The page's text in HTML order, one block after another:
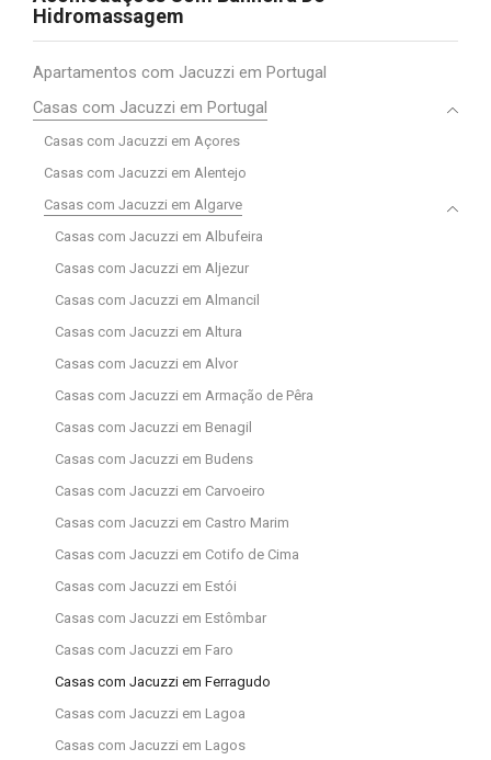
Hidromassagem
Apartamentos com Jacuzzi em Portugal
Casas com Jacuzzi em Portugal
Casas com Jacuzzi em Açores
Casas com Jacuzzi em Alentejo
Casas com Jacuzzi em Algarve
Casas com Jacuzzi em Albufeira
Casas com Jacuzzi em Aljezur
Casas com Jacuzzi em Almancil
Casas com Jacuzzi em Altura
Casas com Jacuzzi em Alvor
Casas com Jacuzzi em Armação de Pêra
Casas com Jacuzzi em Benagil
Casas com Jacuzzi em Budens
Casas com Jacuzzi em Carvoeiro
Casas com Jacuzzi em Castro Marim
Casas com Jacuzzi em Cotifo de Cima
Casas com Jacuzzi em Estói
Casas com Jacuzzi em Estômbar
Casas com Jacuzzi em Faro
Casas com Jacuzzi em Ferragudo
Casas com Jacuzzi em Lagoa
Casas com Jacuzzi em Lagos